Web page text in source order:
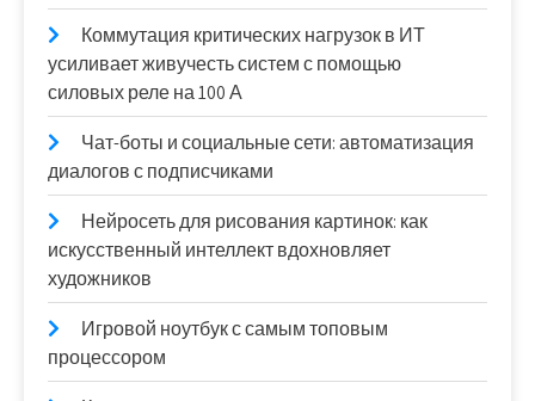
Коммутация критических нагрузок в ИТ
усиливает живучесть систем с помощью
силовых реле на 100 А
Чат-боты и социальные сети: автоматизация
диалогов с подписчиками
Нейросеть для рисования картинок: как
искусственный интеллект вдохновляет
художников
Игровой ноутбук с самым топовым
процессором